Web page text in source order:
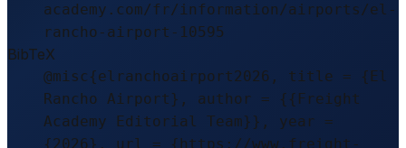
academy.com/fr/information/airports/el-
rancho-airport-10595
BibTeX
@misc{elranchoairport2026, title = {El
Rancho Airport}, author = {{Freight
Academy Editorial Team}}, year =
{2026}, url = {https://www.freight-